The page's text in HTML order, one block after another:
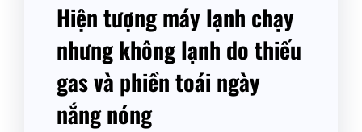
Hiện tượng máy lạnh chạy
nhưng không lạnh do thiếu
gas và phiền toái ngày
nắng nóng